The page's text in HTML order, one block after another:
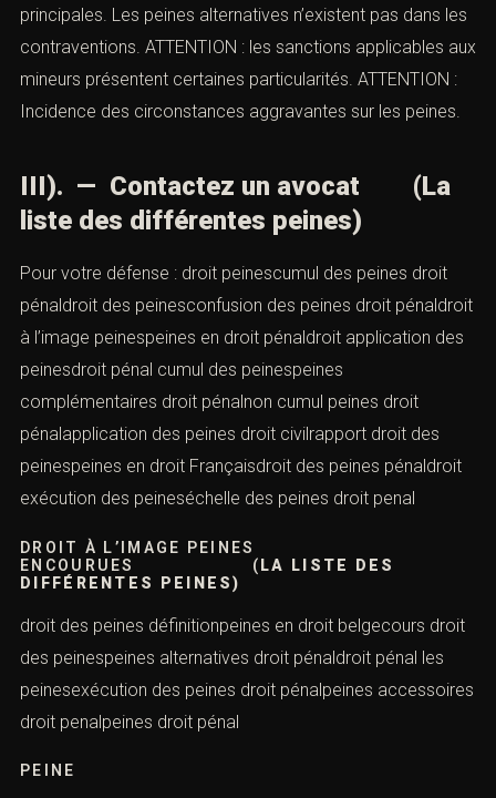
principales. Les peines alternatives n’existent pas dans les
contraventions. ATTENTION : les sanctions applicables aux
mineurs présentent certaines particularités. ATTENTION :
Incidence des circonstances aggravantes sur les peines.
III). — Contactez un avocat (La
liste des différentes peines)
Pour votre défense : droit peinescumul des peines droit
pénaldroit des peinesconfusion des peines droit pénaldroit
à l’image peinespeines en droit pénaldroit application des
peinesdroit pénal cumul des peinespeines
complémentaires droit pénalnon cumul peines droit
pénalapplication des peines droit civilrapport droit des
peinespeines en droit Françaisdroit des peines pénaldroit
exécution des peineséchelle des peines droit penal
DROIT À L’IMAGE PEINES
ENCOURUES (LA LISTE DES
DIFFÉRENTES PEINES)
droit des peines définitionpeines en droit belgecours droit
des peinespeines alternatives droit pénaldroit pénal les
peinesexécution des peines droit pénalpeines accessoires
droit penalpeines droit pénal
PEINE